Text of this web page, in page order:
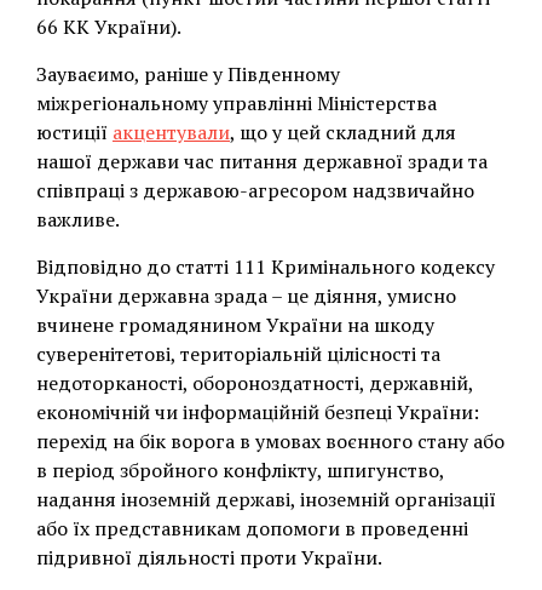
66 КК України).
Зауваєимо, раніше у Південному
міжрегіональному управлінні Міністерства
юстиції акцентували, що у цей складний для
нашої держави час питання державної зради та
співпраці з державою-агресором надзвичайно
важливе.
Відповідно до статті 111 Кримінального кодексу
України державна зрада – це діяння, умисно
вчинене громадянином України на шкоду
суверенітетові, територіальній цілісності та
недоторканості, обороноздатності, державній,
економічній чи інформаційній безпеці України:
перехід на бік ворога в умовах воєнного стану або
в період збройного конфлікту, шпигунство,
надання іноземній державі, іноземній організації
або їх представникам допомоги в проведенні
підривної діяльності проти України.